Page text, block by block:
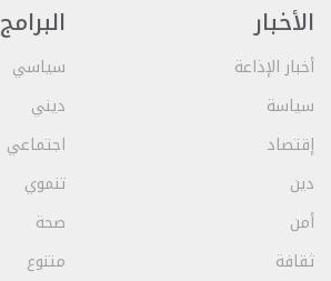
الأخبار
أخبار الإذاعة
سياسة
إقتصاد
دين
أمن
ثقافة
البرامج
سياسي
ديني
اجتماعي
تنموي
صحة
متنوع